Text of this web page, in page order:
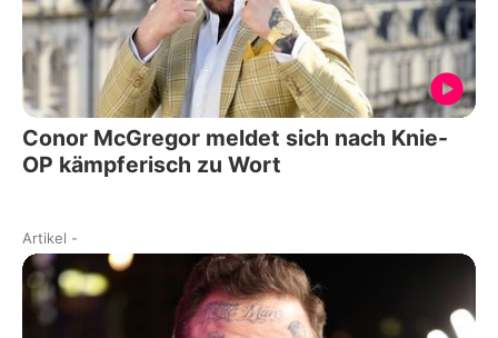
Conor McGregor meldet sich nach Knie-
OP kämpferisch zu Wort
Artikel -